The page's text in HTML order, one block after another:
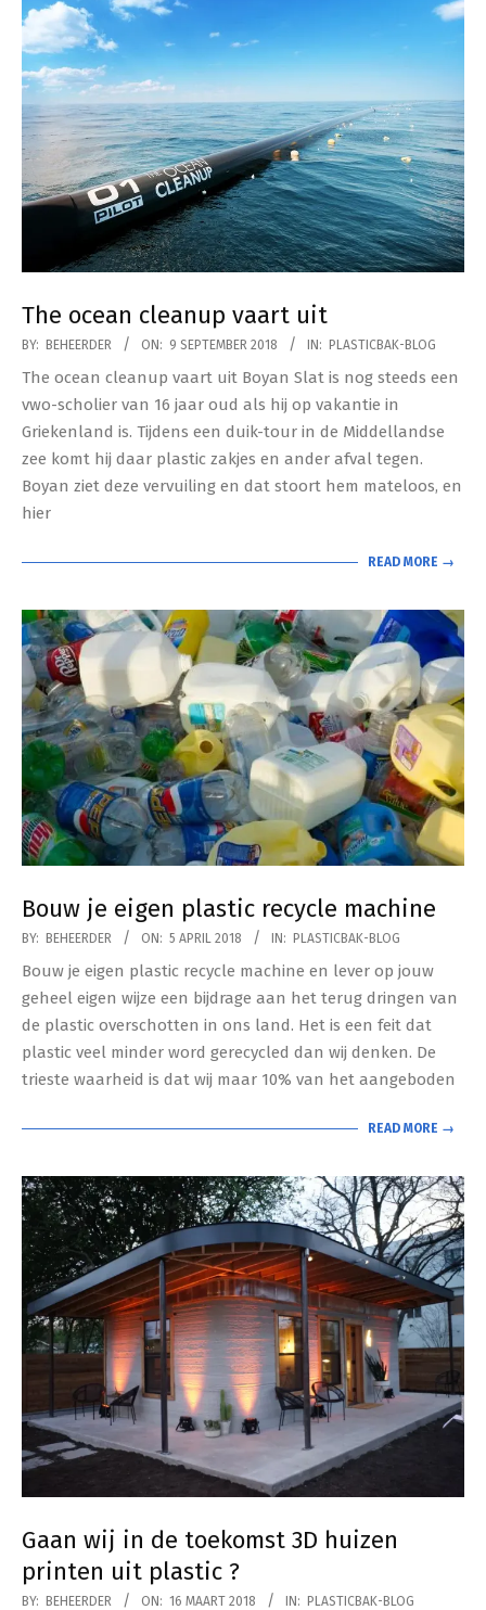
The ocean cleanup vaart uit
2018-
09-
09
BY: BEHEERDER ON: 9 SEPTEMBER 2018 IN: PLASTICBAK-BLOG
The ocean cleanup vaart uit Boyan Slat is nog steeds een
vwo-scholier van 16 jaar oud als hij op vakantie in
Griekenland is. Tijdens een duik-tour in de Middellandse
zee komt hij daar plastic zakjes en ander afval tegen.
Boyan ziet deze vervuiling en dat stoort hem mateloos, en
hier
READ MORE →
Bouw je eigen plastic recycle machine
2018-
04-
05
BY: BEHEERDER ON: 5 APRIL 2018 IN: PLASTICBAK-BLOG
Bouw je eigen plastic recycle machine en lever op jouw
geheel eigen wijze een bijdrage aan het terug dringen van
de plastic overschotten in ons land. Het is een feit dat
plastic veel minder word gerecycled dan wij denken. De
trieste waarheid is dat wij maar 10% van het aangeboden
READ MORE →
Gaan wij in de toekomst 3D huizen
printen uit plastic ?
2018-
BY: BEHEERDER ON: 16 MAART 2018 IN: PLASTICBAK-BLOG